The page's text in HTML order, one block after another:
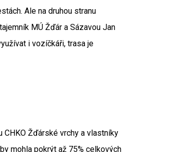
Ale na druhou stranu
MÚ Žďár a Sázavou Jan
i vozíčkáři, trasa je
Žďárské vrchy a vlastníky
mohla pokrýt až 75% celkových